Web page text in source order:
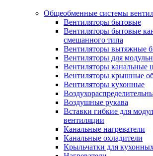
Общеобменные системы
Вентиляторы бытовые
Вентиляторы бытовые
смешанного типа
Вентиляторы вытяжные
Вентиляторы для
Вентиляторы канальные
Вентиляторы крышные
Вентиляторы кухонные
Воздушные рукава
Вставки гибкие для
вентиляции
Канальные нагреватели
Канальные охладители
Крыльчатки для